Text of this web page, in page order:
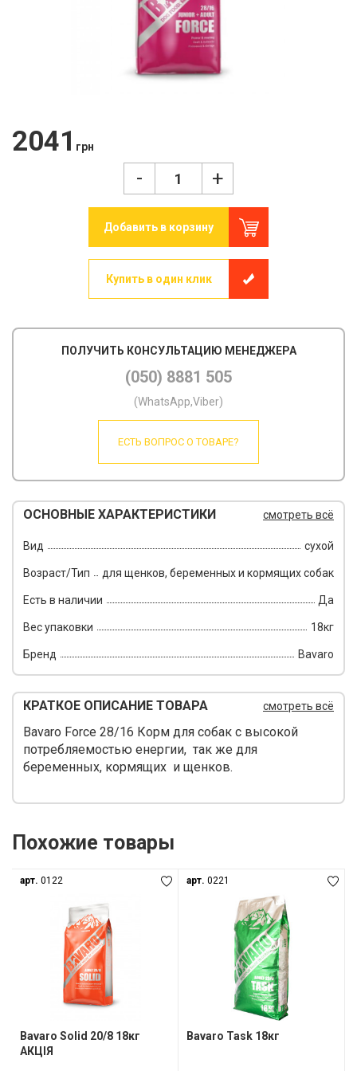
2041 грн
- +
Добавить в корзину
Купить в один клик
ПОЛУЧИТЬ КОНСУЛЬТАЦИЮ МЕНЕДЖЕРА
(050) 8881 505
(WhatsApp,Viber)
ЕСТЬ ВОПРОС О ТОВАРЕ?
ОСНОВНЫЕ ХАРАКТЕРИСТИКИ смотреть всё
Вид сухой
Возраст/Тип для щенков, беременных и кормящих собак
Есть в наличии Да
Вес упаковки 18кг
Бренд Bavaro
КРАТКОЕ ОПИСАНИЕ ТОВАРА смотреть всё
Bavaro Force 28/16 Корм для собак с высокой
потребляемостью енергии, так же для
беременных, кормящих и щенков.
Похожие товары
арт. 0122
Bavaro Solid 20/8 18кг
АКЦІЯ
арт. 0221
Bavaro Task 18кг